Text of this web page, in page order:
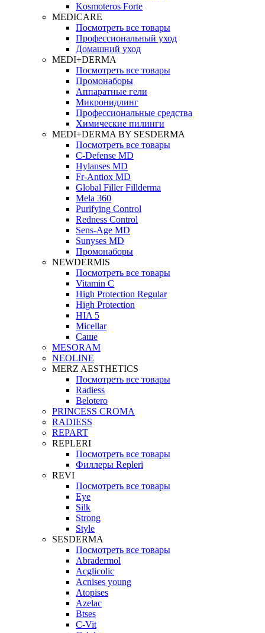
Kosmoteros Forte
MEDICARE
Посмотреть все товары
Профессиональный уход
Домашний уход
MEDI+DERMA
Посмотреть все товары
Промонаборы
Аппаратные гели
Микронидлинг
Профессиональные средства
Химические пилинги
MEDI+DERMA BY SESDERMA
Посмотреть все товары
C-Defense MD
Hylanses MD
Fr‑Antiox MD
Global Filler Fillderma
Mela 360
Purifying Control
Redness Control
Sens-Age MD
Sunyses MD
Промонаборы
NEWDERMIS
Посмотреть все товары
Vitamin C
High Protection Regular
High Protection
HIA 5
Micellar
Саше
MESORAM
NEOLINE
MERZ AESTHETICS
Посмотреть все товары
Radiess
Belotero
PRINCESS CROMA
RADIESS
REPART
REPLERI
Посмотреть все товары
Филлеры Repleri
REVI
Посмотреть все товары
Eye
Silk
Strong
Style
SESDERMA
Посмотреть все товары
Abradermol
Acglicolic
Acnises young
Atopises
Azelac
Btses
C-Vit